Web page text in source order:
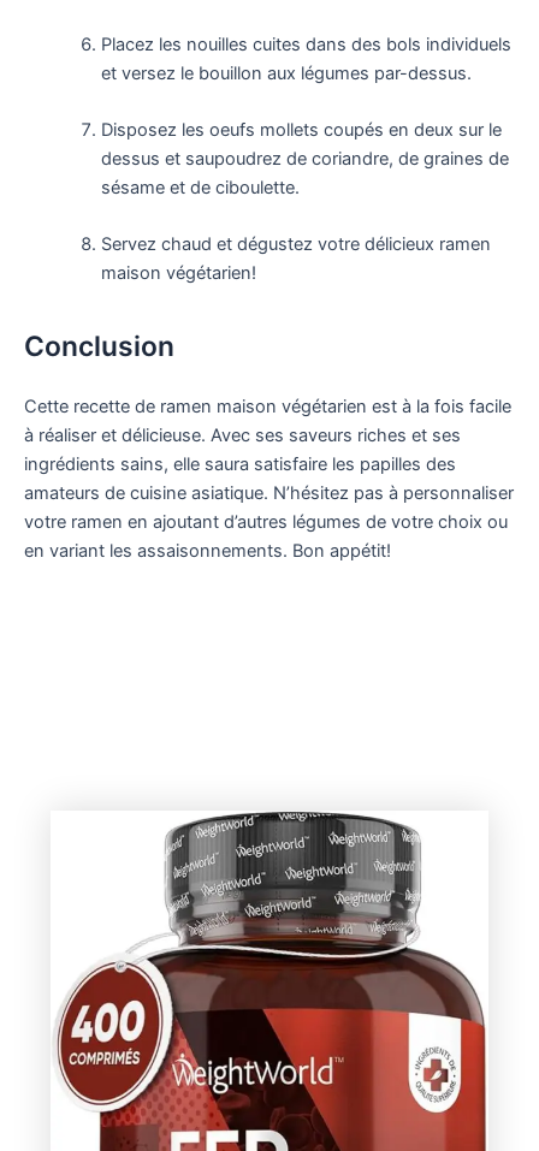
Placez les nouilles cuites dans des bols individuels
et versez le bouillon aux légumes par-dessus.
Disposez les oeufs mollets coupés en deux sur le
dessus et saupoudrez de coriandre, de graines de
sésame et de ciboulette.
Servez chaud et dégustez votre délicieux ramen
maison végétarien!
Conclusion
Cette recette de ramen maison végétarien est à la fois facile
à réaliser et délicieuse. Avec ses saveurs riches et ses
ingrédients sains, elle saura satisfaire les papilles des
amateurs de cuisine asiatique. N’hésitez pas à personnaliser
votre ramen en ajoutant d’autres légumes de votre choix ou
en variant les assaisonnements. Bon appétit!